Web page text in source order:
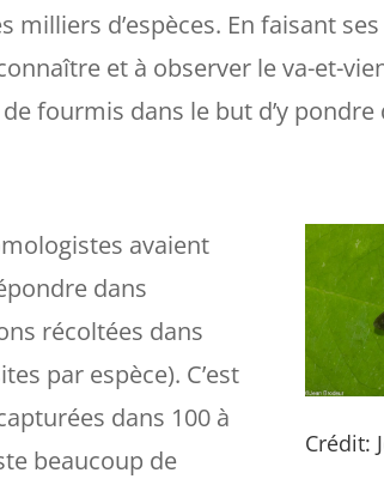
milliers d’espèces. En faisant
et à observer le va-et-
fourmis dans le but d’y pondre
avaient
dans
récoltées dans
par espèce). C’est
dans 100 à
beaucoup de
Crédit: